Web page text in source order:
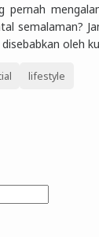
pernah
semalaman?
oleh
lifestyle